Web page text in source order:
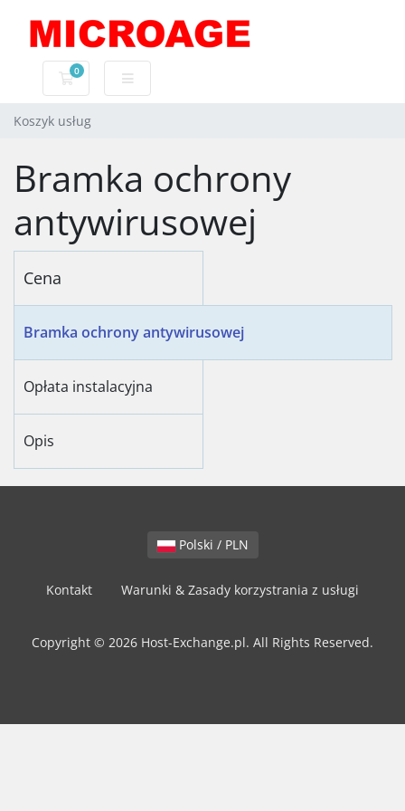
0
Koszyk usług
Koszyk usług
Bramka ochrony
antywirusowej
Cena
Bramka ochrony antywirusowej
Opłata instalacyjna
Opis
Polski / PLN
Kontakt Warunki & Zasady korzystrania z usługi
Copyright © 2026 Host-Exchange.pl. All Rights Reserved.